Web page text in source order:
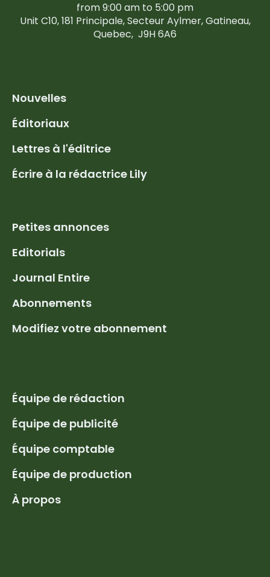
from 9:00 am to 5:00 pm
Unit C10, 181 Principale, Secteur Aylmer, Gatineau,
Quebec, J9H 6A6
Nouvelles
Éditoriaux
Lettres à l'éditrice
Écrire à la rédactrice Lily
Petites annonces
Editorials
Journal Entire
Abonnements
Modifiez votre abonnement
Équipe de rédaction
Équipe de publicité
Équipe comptable
Équipe de production
À propos